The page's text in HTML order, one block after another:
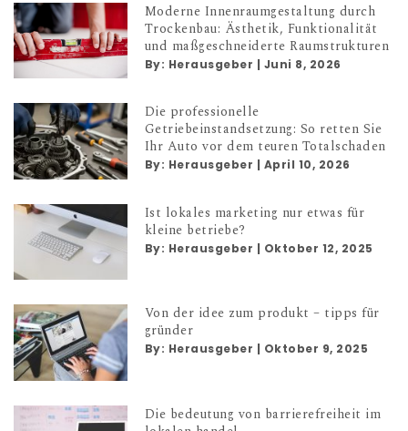
Moderne Innenraumgestaltung durch
Trockenbau: Ästhetik, Funktionalität
und maßgeschneiderte Raumstrukturen
By: Herausgeber | Juni 8, 2026
Die professionelle
Getriebeinstandsetzung: So retten Sie
Ihr Auto vor dem teuren Totalschaden
By: Herausgeber | April 10, 2026
Ist lokales marketing nur etwas für
kleine betriebe?
By: Herausgeber | Oktober 12, 2025
Von der idee zum produkt – tipps für
gründer
By: Herausgeber | Oktober 9, 2025
Die bedeutung von barrierefreiheit im